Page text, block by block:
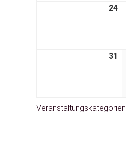
24
31
Veranstaltungskategorien